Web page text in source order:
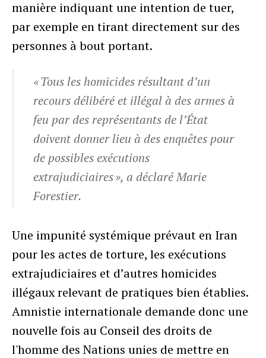
manière indiquant une intention de tuer,
par exemple en tirant directement sur des
personnes à bout portant.
« Tous les homicides résultant d’un
recours délibéré et illégal à des armes à
feu par des représentants de l’État
doivent donner lieu à des enquêtes pour
de possibles exécutions
extrajudiciaires », a déclaré Marie
Forestier.
Une impunité systémique prévaut en Iran
pour les actes de torture, les exécutions
extrajudiciaires et d’autres homicides
illégaux relevant de pratiques bien établies.
Amnistie internationale demande donc une
nouvelle fois au Conseil des droits de
l'homme des Nations unies de mettre en